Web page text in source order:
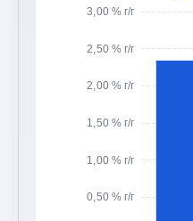
0,50 % г/г
1,00 % г/г
1,50 % г/г
2,00 % г/г
2,50 % г/г
3,00 % г/г